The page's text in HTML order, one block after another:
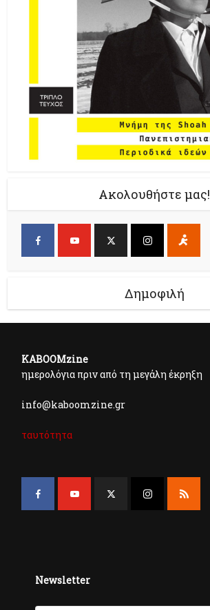
Ακολουθήστε μας!
Δημοφιλή
KABOOMzine
ημερολόγια πριν από τη μεγάλη έκρηξη
info@kaboomzine.gr
ταυτότητα
Newsletter